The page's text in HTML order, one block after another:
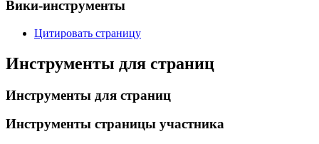
Вики-инструменты
Цитировать страницу
Инструменты для страниц
Инструменты для страниц
Инструменты страницы участника